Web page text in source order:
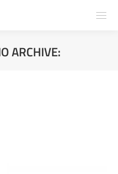
ARCHIVE: